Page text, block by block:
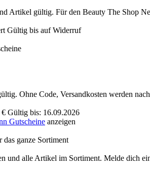
Artikel gültig. Für den Beauty The Shop
Gültig bis auf Widerruf
Ohne Code, Versandkosten werden
€ Gültig bis: 16.09.2026
Gutscheine anzeigen
das ganze Sortiment
und alle Artikel im Sortiment. Melde dich